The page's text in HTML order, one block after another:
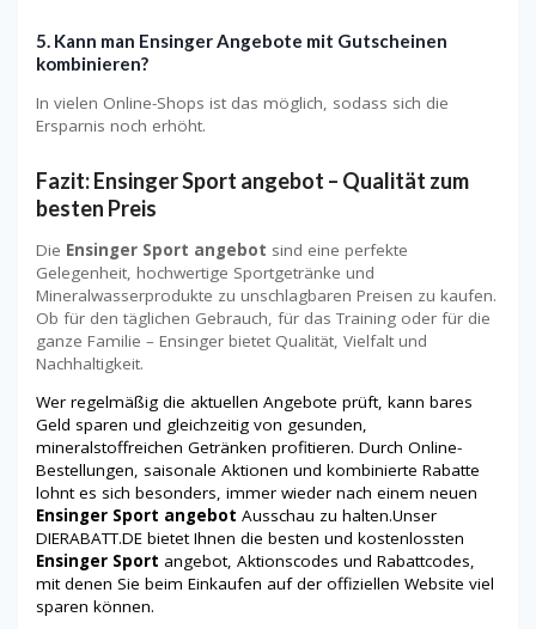
5. Kann man Ensinger Angebote mit Gutscheinen
kombinieren?
In vielen Online-Shops ist das möglich, sodass sich die
Ersparnis noch erhöht.
Fazit: Ensinger Sport angebot – Qualität zum
besten Preis
Die Ensinger Sport angebot sind eine perfekte
Gelegenheit, hochwertige Sportgetränke und
Mineralwasserprodukte zu unschlagbaren Preisen zu kaufen.
Ob für den täglichen Gebrauch, für das Training oder für die
ganze Familie – Ensinger bietet Qualität, Vielfalt und
Nachhaltigkeit.
Wer regelmäßig die aktuellen Angebote prüft, kann bares
Geld sparen und gleichzeitig von gesunden,
mineralstoffreichen Getränken profitieren. Durch Online-
Bestellungen, saisonale Aktionen und kombinierte Rabatte
lohnt es sich besonders, immer wieder nach einem neuen
Ensinger Sport angebot Ausschau zu halten.Unser
DIERABATT.DE bietet Ihnen die besten und kostenlossten
Ensinger Sport angebot, Aktionscodes und Rabattcodes,
mit denen Sie beim Einkaufen auf der offiziellen Website viel
sparen können.